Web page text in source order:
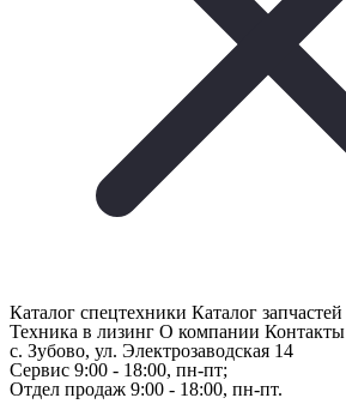
Каталог спецтехники Каталог запчастей
Техника в лизинг О компании Контакты
с. Зубово, ул. Электрозаводская 14
Сервис 9:00 - 18:00, пн-пт;
Отдел продаж 9:00 - 18:00, пн-пт.